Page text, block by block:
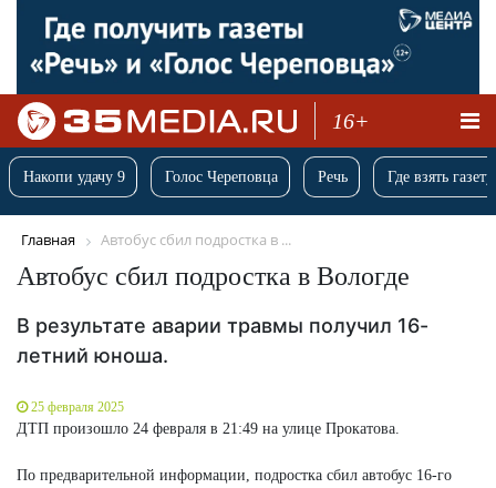
16+
Накопи удачу 9 Голос Череповца Речь Где взять
Главная Автобус сбил подростка в ...
Автобус сбил подростка в Вологде
В результате аварии травмы получил 16-
летний юноша.
25 февраля 2025
ДТП произошло 24 февраля в 21:49 на улице Прокатова.
По предварительной информации, подростка сбил автобус 16-го